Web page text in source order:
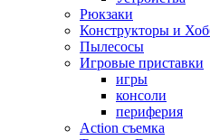
Рюкзаки
Конструкторы и
Пылесосы
Игровые приставки
игры
консоли
периферия
Action съемка